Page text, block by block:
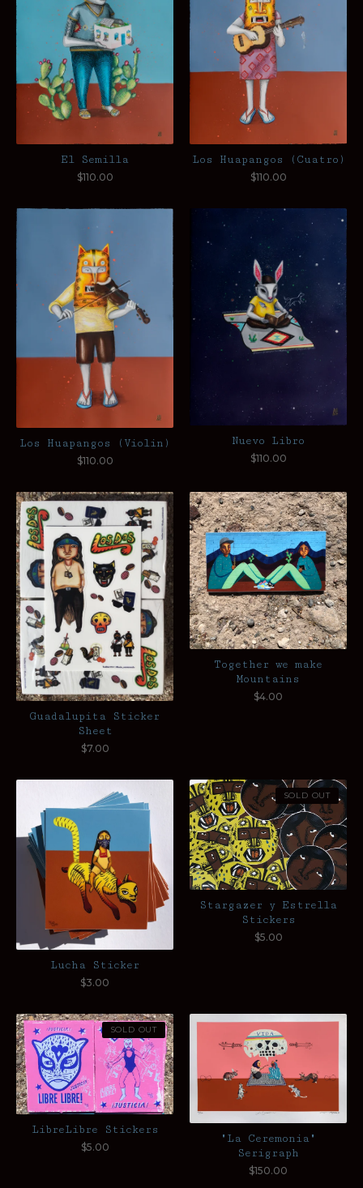
El Semilla
$110.00
Los Huapangos (Cuatro)
$110.00
Los Huapangos (Violin)
$110.00
Nuevo Libro
$110.00
Guadalupita Sticker
Sheet
$7.00
Together we make
Mountains
$4.00
Lucha Sticker
$3.00
Stargazer y Estrella
Stickers
$5.00
SOLD OUT
LibreLibre Stickers
$5.00
SOLD OUT
"La Ceremonia"
Serigraph
$150.00